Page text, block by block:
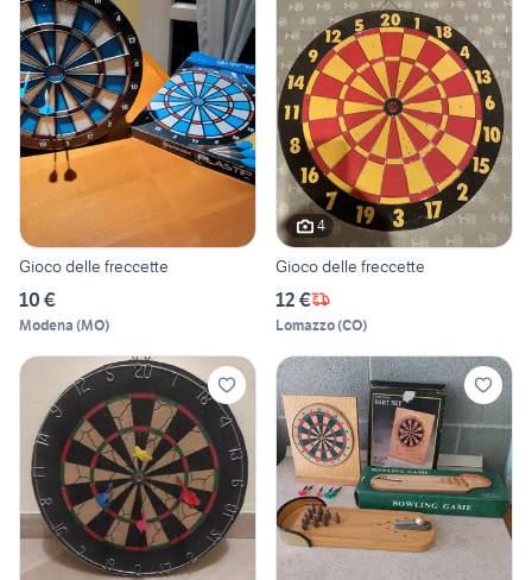
Gioco delle freccette
10 €
Modena (MO)
4
Gioco delle freccette
12 €
Lomazzo(CO)